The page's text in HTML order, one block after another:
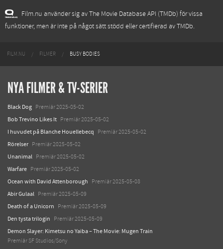
Film.nu använder sig av The Movie Database API (TMDb) för vissa
funktioner, men är inte på något sätt stödd eller certifierad av TMDb.
FILM.NU FILMER BUSY BODIES
NYA FILMER & TV-SERIER
Black Dog Premiär 2025-05-02
Bob Trevino Likes It Premiär 2025-05-02
I huvudet på Blanche Houellebecq Premiär 2025-05-02
Rörelser Premiär 2025-05-02
Unanimal Premiär 2025-05-02
Warfare Premiär 2025-05-02
Ocean with David Attenborough Premiär 2025-05-08
Abir Gulaal Premiär 2025-05-09
Death of a Unicorn Premiär 2025-05-09
Den tysta trilogin Premiär 2025-05-09
Demon Slayer: Kimetsu no Yaiba – The Movie: Mugen Train
Premiär SF Studios/Sony